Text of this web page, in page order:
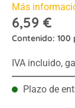
Más
6,59 €
Contenido: 100
IVA incluido,
Plazo de